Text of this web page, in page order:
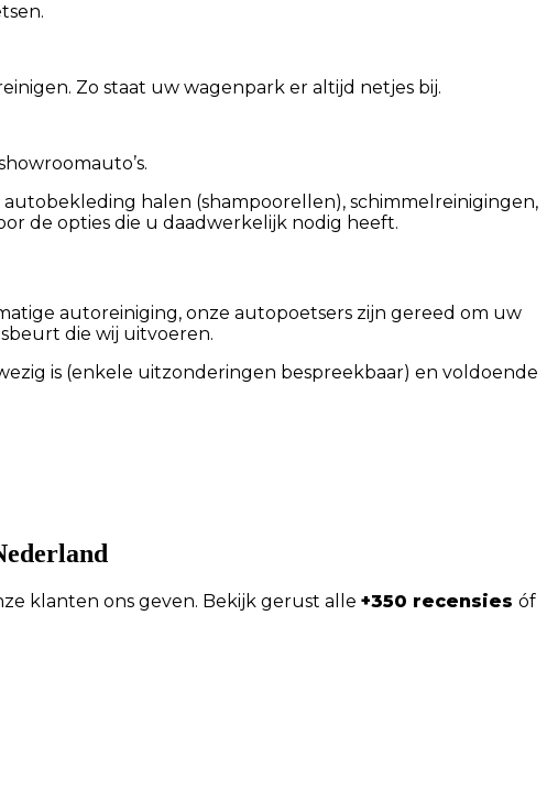
Zo staat uw wagenpark er altijd netjes bij.
halen (shampoorellen), schimmelreinigingen,
de opties die u daadwerkelijk nodig heeft.
autoreiniging, onze autopoetsers zijn gereed om uw
die wij uitvoeren.
is (enkele uitzonderingen bespreekbaar) en voldoende
klanten ons geven. Bekijk gerust alle +350 recensies óf